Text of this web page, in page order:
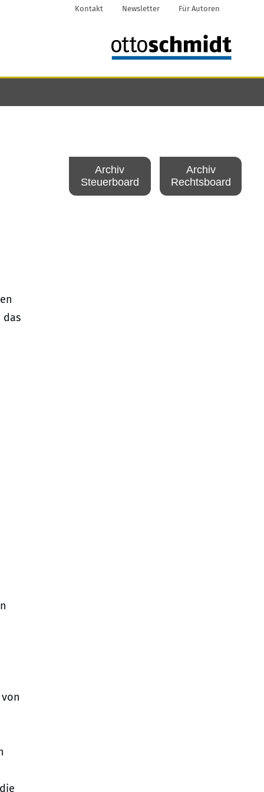
Kontakt Newsletter Für Autoren
das
Archiv
Steuerboard
Archiv
Rechtsboard